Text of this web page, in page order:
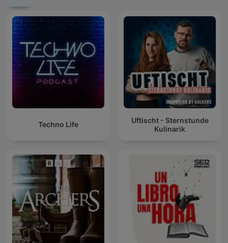
Techno Life
Uftischt - Sternstunde
Kulinarik